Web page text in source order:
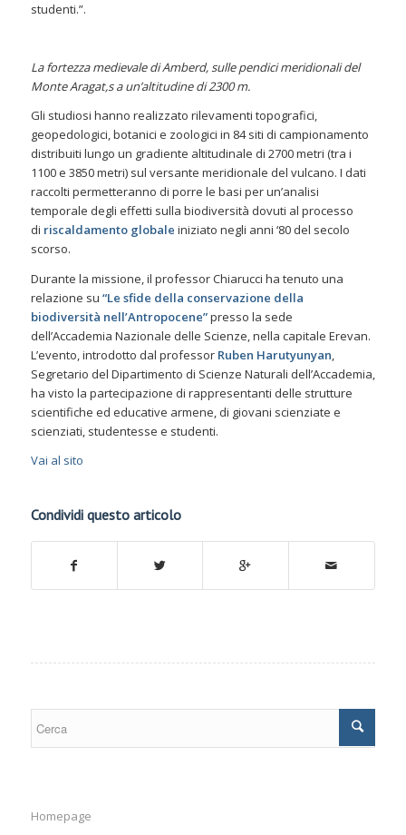
studenti.”.
La fortezza medievale di Amberd, sulle pendici meridionali del
Monte Aragat,s a un’altitudine di 2300 m.
Gli studiosi hanno realizzato rilevamenti topografici,
geopedologici, botanici e zoologici in 84 siti di campionamento
distribuiti lungo un gradiente altitudinale di 2700 metri (tra i
1100 e 3850 metri) sul versante meridionale del vulcano. I dati
raccolti permetteranno di porre le basi per un’analisi
temporale degli effetti sulla biodiversità dovuti al processo
di riscaldamento globale iniziato negli anni ‘80 del secolo
scorso.
Durante la missione, il professor Chiarucci ha tenuto una
relazione su “Le sfide della conservazione della
biodiversità nell’Antropocene”presso la sede
dell’Accademia Nazionale delle Scienze, nella capitale Erevan.
L’evento, introdotto dal professor Ruben Harutyunyan
Segretario del Dipartimento di Scienze Naturali dell’Accademia,
ha visto la partecipazione di rappresentanti delle strutture
scientifiche ed educative armene, di giovani scienziate e
scienziati, studentesse e studenti.
Vai al sito
Condividi questo articolo
Homepage